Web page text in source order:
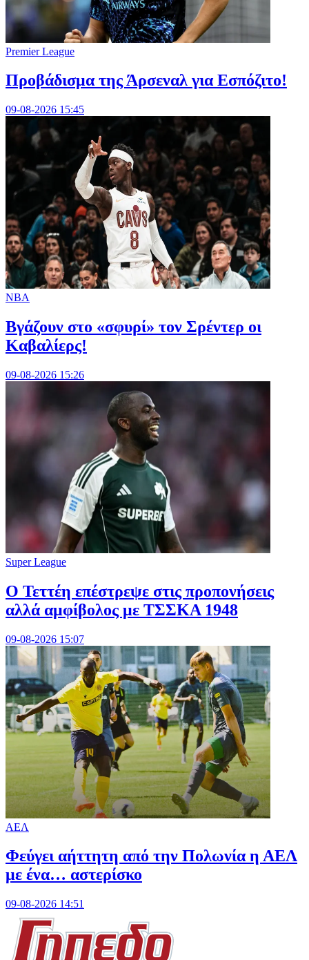
Premier League
Προβάδισμα της Άρσεναλ για Εσπόζιτο!
09-08-2026 15:45
NBA
Bγάζουν στο «σφυρί» τον Σρέντερ οι
Καβαλίερς!
09-08-2026 15:26
Super League
Ο Τεττέη επέστρεψε στις προπονήσεις
αλλά αμφίβολος με ΤΣΣΚΑ 1948
09-08-2026 15:07
ΑΕΛ
Φεύγει αήττητη από την Πολωνία η ΑΕΛ
με ένα… αστερίσκο
09-08-2026 14:51